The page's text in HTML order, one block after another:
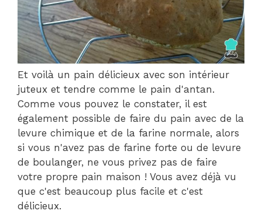
Et voilà un pain délicieux avec son intérieur
juteux et tendre comme le pain d'antan.
Comme vous pouvez le constater, il est
également possible de faire du pain avec de la
levure chimique et de la farine normale, alors
si vous n'avez pas de farine forte ou de levure
de boulanger, ne vous privez pas de faire
votre propre pain maison ! Vous avez déjà vu
que c'est beaucoup plus facile et c'est
délicieux.